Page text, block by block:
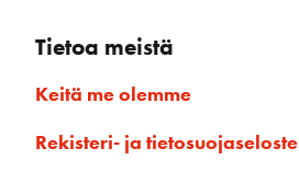
Tietoa meistä
Keitä me olemme
Rekisteri- ja tietosuojaseloste